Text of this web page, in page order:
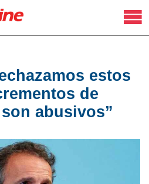
estos
de
abusivos”